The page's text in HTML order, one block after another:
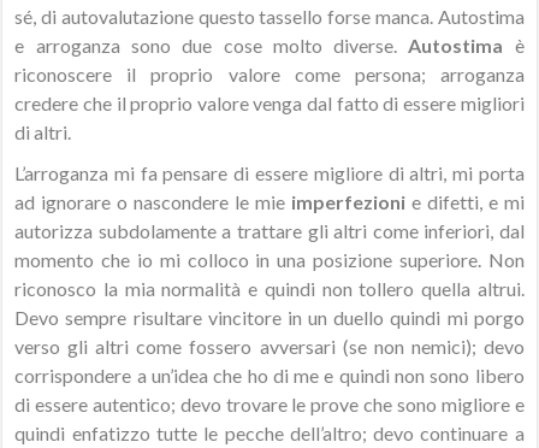
sé, di autovalutazione questo tassello forse manca. Autostima
e arroganza sono due cose molto diverse. Autostima è
riconoscere il proprio valore come persona; arroganza
credere che il proprio valore venga dal fatto di essere migliori
di altri.
L’arroganza mi fa pensare di essere migliore di altri, mi porta
ad ignorare o nascondere le mie imperfezionie difetti, e mi
autorizza subdolamente a trattare gli altri come inferiori, dal
momento che io mi colloco in una posizione superiore. Non
riconosco la mia normalità e quindi non tollero quella altrui.
Devo sempre risultare vincitore in un duello quindi mi porgo
verso gli altri come fossero avversari (se non nemici); devo
corrispondere a un’idea che ho di me e quindi non sono libero
di essere autentico; devo trovare le prove che sono migliore e
quindi enfatizzo tutte le pecche dell’altro; devo continuare a